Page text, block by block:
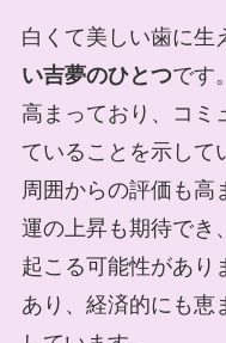
白くて美しい歯に生
い吉夢のひとつです
高まっており、コミ
ていることを示して
周囲からの評価も高
運の上昇も期待でき
起こる可能性があり
あり、経済的にも恵